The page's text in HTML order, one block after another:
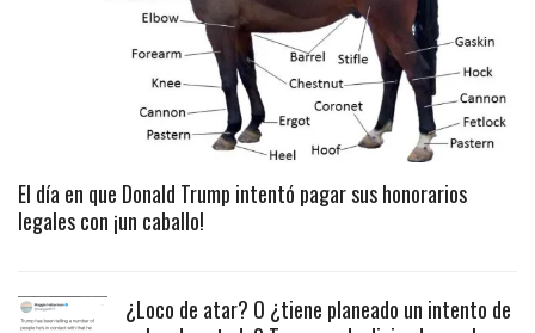
El día en que Donald Trump intentó pagar sus honorarios
legales con ¡un caballo!
¿Loco de atar? O ¿tiene planeado un intento de